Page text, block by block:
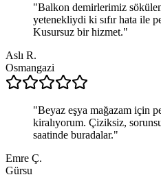
"Balkon demirlerimiz
yetenekliydi ki sıfır hata ile
Kusursuz bir hizmet."
Aslı R.
Osmangazi
"Beyaz eşya mağazam için
kiralıyorum. Çiziksiz,
saatinde buradalar."
Emre Ç.
Gürsu